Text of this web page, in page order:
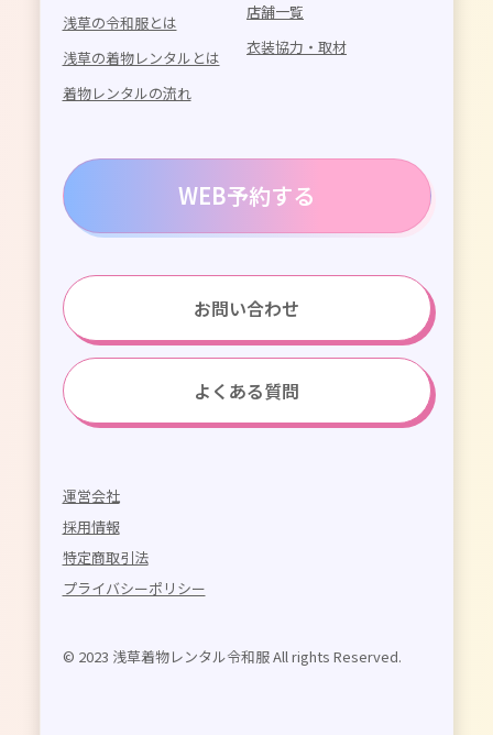
浅草の令和服とは
浅草の着物レンタルとは
着物レンタルの流れ
店舗一覧
衣装協力・取材
WEB予約する
お問い合わせ
よくある質問
運営会社
採用情報
特定商取引法
プライバシーポリシー
© 2023 浅草着物レンタル令和服 All rights Reserved.